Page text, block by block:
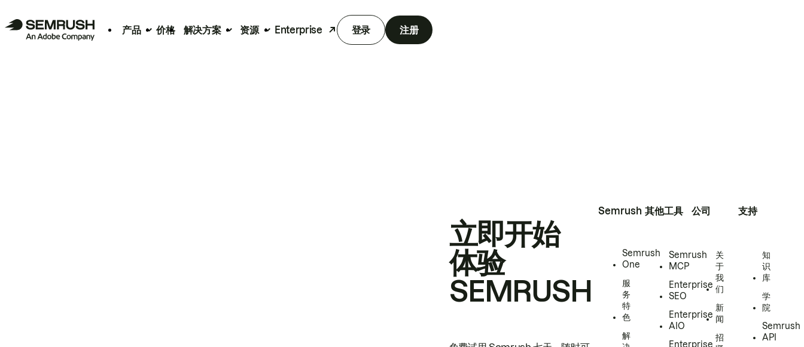
产品 价格 解决方案 资源 Enterprise 登录 注册
立即开始
体验
SEMRUSH
Semrush
Semrush
One
服
务
特
色
解
其他工具
Semrush
MCP
Enterprise
SEO
Enterprise
AIO
Enterprise
公司
关
于
我
们
新
闻
招
支持
知
识
库
学
院
Semrush
API